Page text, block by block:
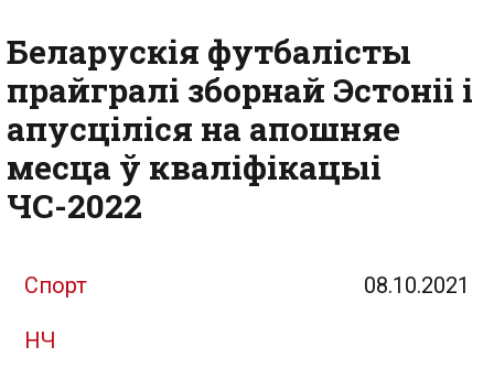
Беларускія футбалісты
прайгралі зборнай Эстоніі і
апусціліся на апошняе
месца ў кваліфікацыі
ЧС-2022
Спорт 08.10.2021
НЧ